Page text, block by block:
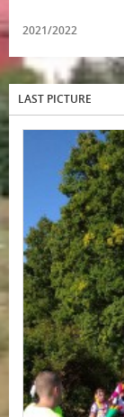
2021/2022
LAST PICTURE